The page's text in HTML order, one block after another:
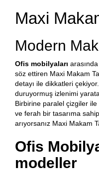
Maxi
Modern
Ofis mobilyaları
söz ettiren Maxi Makam
detayı ile dikkatleri
duruyormuş izlenimi
Birbirine paralel çizgiler
ve ferah bir tasarıma
arıyorsanız Maxi Makam
Ofis
modeller